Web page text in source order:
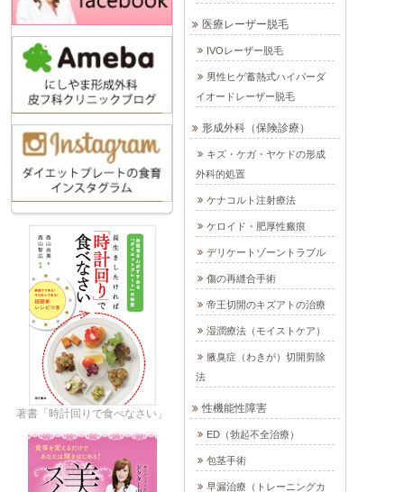
医療レーザー脱毛
IVOレーザー脱毛
男性ヒゲ蓄熱式ハイパーダ
イオードレーザー脱毛
形成外科（保険診療）
キズ・ケガ・ヤケドの形成
外科的処置
ケナコルト注射療法
ケロイド・肥厚性瘢痕
デリケートゾーントラブル
傷の再縫合手術
帝王切開のキズアトの治療
湿潤療法（モイストケア）
腋臭症（わきが）切開剪除
法
性機能性障害
ED（勃起不全治療）
包茎手術
早漏治療（トレーニングカ
著書「時計回りで食べなさい」